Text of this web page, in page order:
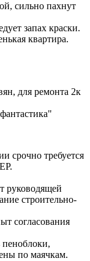
сильно пахнут
запах краски.
квартира.
для ремонта 2к
срочно требуется
руководящей
строительно-
согласования
пеноблоки,
по маячкам.